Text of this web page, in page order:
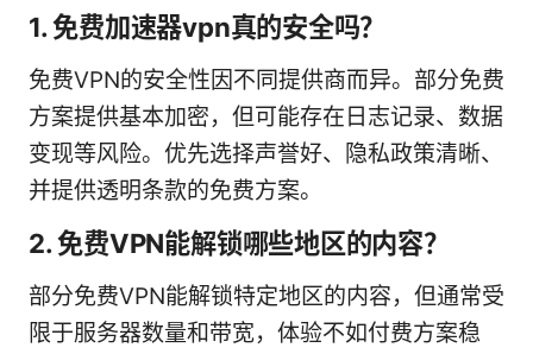
1. 免费加速器vpn真的安全吗？
免费VPN的安全性因不同提供商而异。部分免费
方案提供基本加密，但可能存在日志记录、数据
变现等风险。优先选择声誉好、隐私政策清晰、
并提供透明条款的免费方案。
2. 免费VPN能解锁哪些地区的内容？
部分免费VPN能解锁特定地区的内容，但通常受
限于服务器数量和带宽，体验不如付费方案稳